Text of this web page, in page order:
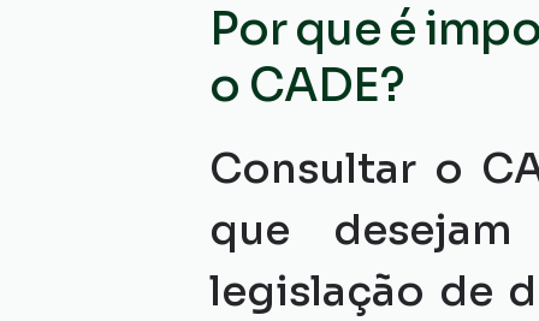
Por que é
o CADE?
Consultar o
que
legislação de